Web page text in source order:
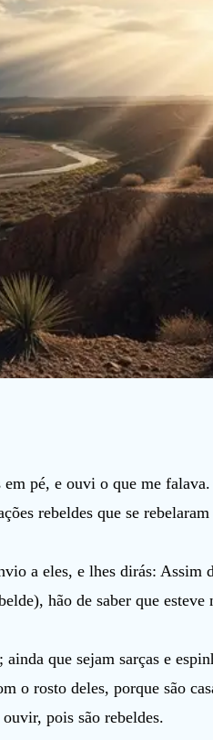
pé, e ouvi o que me falava.
rebeldes que se
a eles, e lhes dirás: Assim
hão de saber que
que sejam sarças e
o rosto deles, porque são
pois são rebeldes.